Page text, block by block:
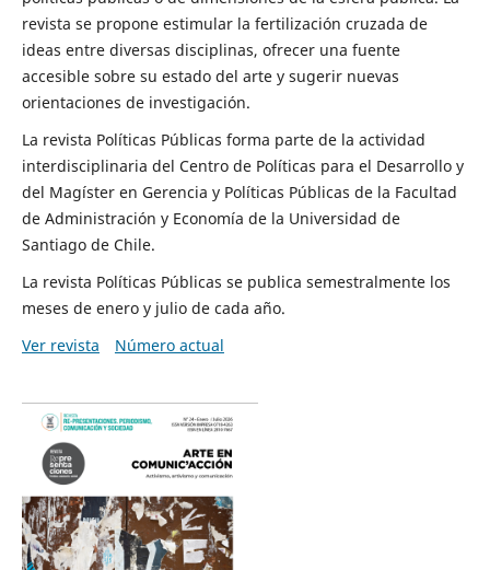
revista se propone estimular la fertilización cruzada de
ideas entre diversas disciplinas, ofrecer una fuente
accesible sobre su estado del arte y sugerir nuevas
orientaciones de investigación.
La revista Políticas Públicas forma parte de la actividad
interdisciplinaria del Centro de Políticas para el Desarrollo y
del Magíster en Gerencia y Políticas Públicas de la Facultad
de Administración y Economía de la Universidad de
Santiago de Chile.
La revista Políticas Públicas se publica semestralmente los
meses de enero y julio de cada año.
Ver revista
Número actual